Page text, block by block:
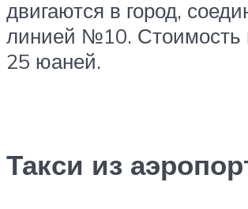
двигаются в город,
линией №10. Стоимость
25 юаней.
Такси из